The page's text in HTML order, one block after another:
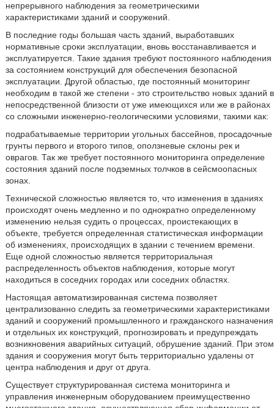
непрерывного наблюдения за геометрическими
характеристиками зданий и сооружений.
В последние годы большая часть зданий, выработавших
нормативные сроки эксплуатации, вновь восстанавливается и
эксплуатируется. Такие здания требуют постоянного наблюдения
за состоянием конструкций для обеспечения безопасной
эксплуатации. Другой областью, где постоянный мониторинг
необходим в такой же степени - это строительство новых зданий в
непосредственной близости от уже имеющихся или же в районах
со сложными инженерно-геологическими условиями, такими как:
подрабатываемые территории угольных бассейнов, просадочные
грунты первого и второго типов, оползневые склоны рек и
оврагов. Так же требует постоянного мониторинга определение
состояния зданий после подземных толчков в сейсмоопасных
зонах.
Технической сложностью является то, что изменения в зданиях
происходят очень медленно и по однократно определенному
изменению нельзя судить о процессах, проистекающих в
объекте, требуется определенная статистическая информации
об изменениях, происходящих в здании с течением времени.
Еще одной сложностью является территориальная
распределенность объектов наблюдения, которые могут
находиться в соседних городах или соседних областях.
Настоящая автоматизированная система позволяет
централизованно следить за геометрическими характеристиками
зданий и сооружений промышленного и гражданского назначения
и отдельных их конструкций, прогнозировать и предупреждать
возникновения аварийных ситуаций, обрушение зданий. При этом
здания и сооружения могут быть территориально удалены от
центра наблюдения и друг от друга.
Существует структурированная система мониторинга и
управления инженерным оборудованием преимущественно